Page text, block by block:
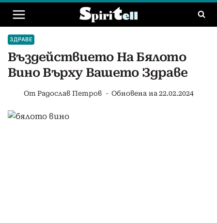
Към
съдържанието
ЗДРАВЕ
Въздействието На Бялото
Вино Върху Вашето Здраве
От Радослав Петров Обновена на 22.02.2024